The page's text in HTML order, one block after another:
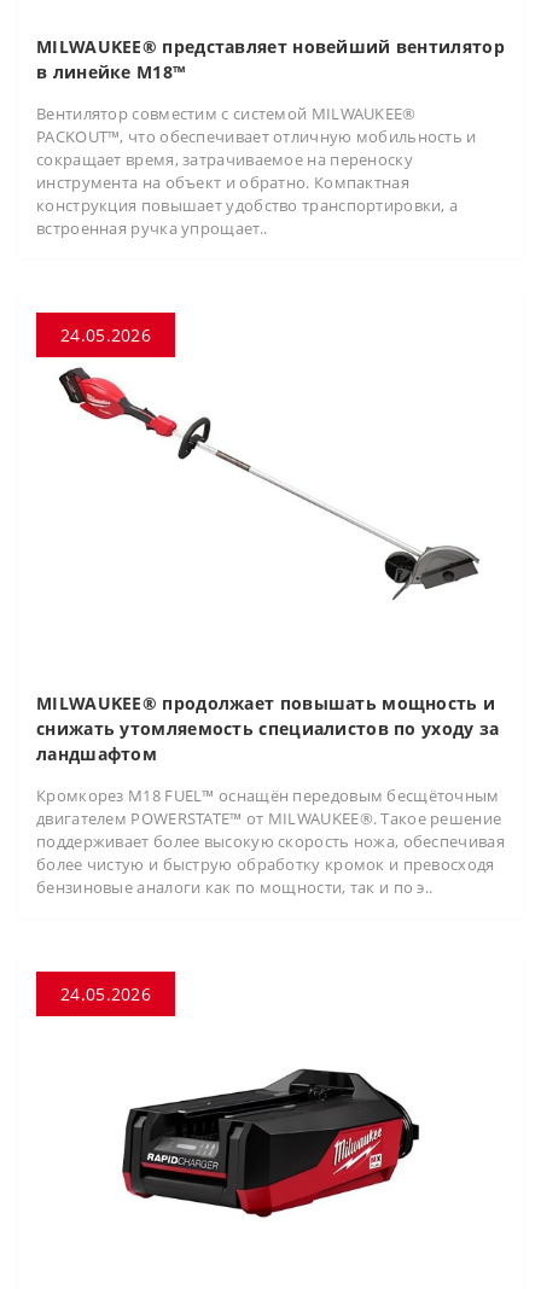
MILWAUKEE® представляет новейший вентилятор
в линейке M18™
Вентилятор совместим с системой MILWAUKEE®
PACKOUT™, что обеспечивает отличную мобильность и
сокращает время, затрачиваемое на переноску
инструмента на объект и обратно. Компактная
конструкция повышает удобство транспортировки, а
встроенная ручка упрощает..
24.05.2026
MILWAUKEE® продолжает повышать мощность и
снижать утомляемость специалистов по уходу за
ландшафтом
Кромкорез M18 FUEL™ оснащён передовым бесщёточным
двигателем POWERSTATE™ от MILWAUKEE®. Такое решение
поддерживает более высокую скорость ножа, обеспечивая
более чистую и быструю обработку кромок и превосходя
бензиновые аналоги как по мощности, так и по э..
24.05.2026